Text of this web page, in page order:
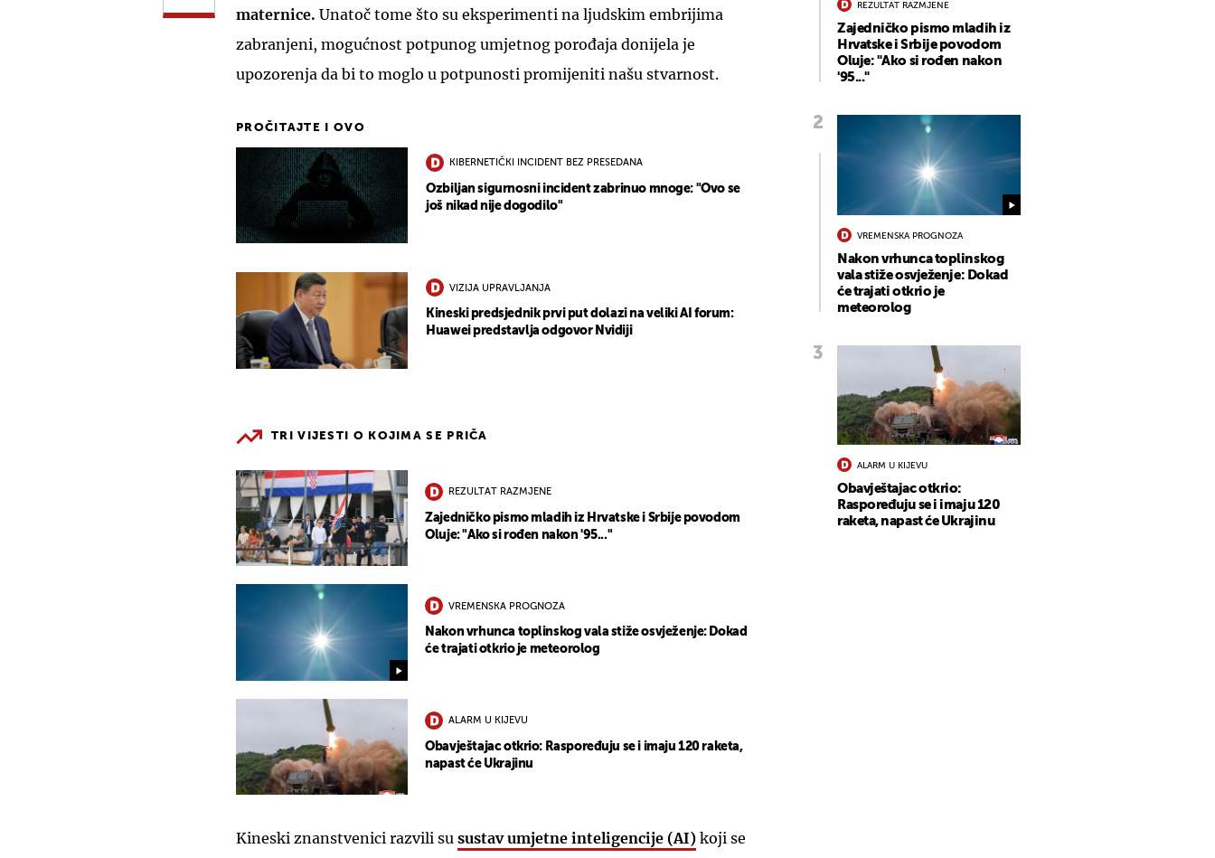
maternice. Unatoč tome što su eksperimenti na ljudskim embrijima
zabranjeni, mogućnost potpunog umjetnog porođaja donijela je
upozorenja da bi to moglo u potpunosti promijeniti našu stvarnost.
PROČITAJTE I OVO
KIBERNETIČKI INCIDENT BEZ PRESEDANA
Ozbiljan sigurnosni incident zabrinuo mnoge: "Ovo se
još nikad nije dogodilo"
VIZIJA UPRAVLJANJA
Kineski predsjednik prvi put dolazi na veliki AI forum:
Huawei predstavlja odgovor Nvidiji
TRI VIJESTI O KOJIMA SE PRIČA
REZULTAT RAZMJENE
Zajedničko pismo mladih iz Hrvatske i Srbije povodom
Oluje: "Ako si rođen nakon '95..."
VREMENSKA PROGNOZA
Nakon vrhunca toplinskog vala stiže osvježenje: Dokad
će trajati otkrio je meteorolog
ALARM U KIJEVU
Obavještajac otkrio: Raspoređuju se i imaju 120 raketa,
napast će Ukrajinu
Kineski znanstvenici razvili su sustav umjetne inteligencije (AI) koji se
REZULTAT RAZMJENE
Zajedničko pismo mladih iz
Hrvatske i Srbije povodom
Oluje: "Ako si rođen nakon
'95..."
VREMENSKA PROGNOZA
Nakon vrhunca toplinskog
vala stiže osvježenje: Dokad
će trajati otkrio je
meteorolog
ALARM U KIJEVU
Obavještajac otkrio:
Raspoređuju se i imaju 120
raketa, napast će Ukrajinu